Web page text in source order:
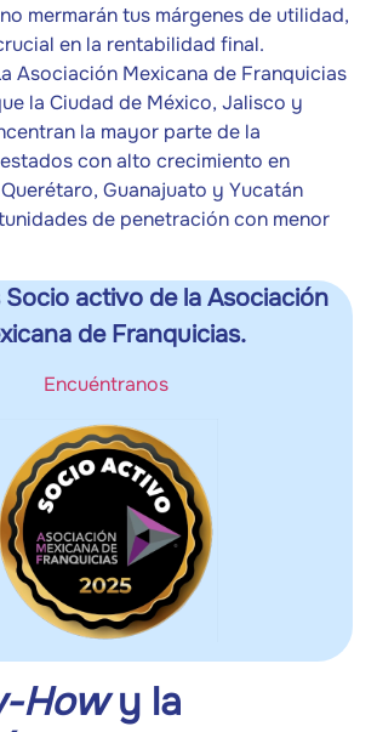
mermarán tus márgenes de utilidad,
en la rentabilidad final.
Asociación Mexicana de Franquicias
la Ciudad de México, Jalisco y
la mayor parte de la
con alto crecimiento en
Guanajuato y Yucatán
de penetración con menor
Socio activo de la Asociación
de Franquicias.
Encuéntranos
Howy la